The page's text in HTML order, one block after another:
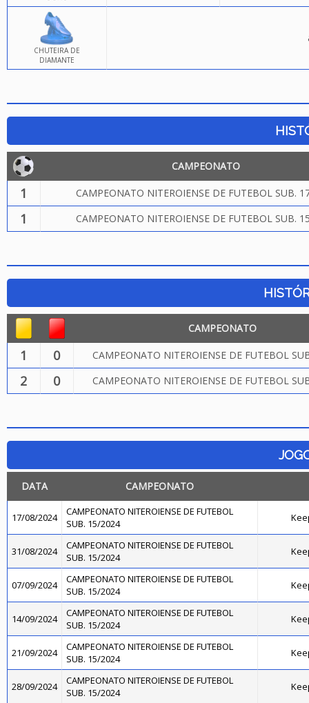
CHUTEIRA DE
DIAMANTE
CAMPEONATO
1 CAMPEONATO NITEROIENSE DE FUTEBOL SUB.
1 CAMPEONATO NITEROIENSE DE FUTEBOL SUB.
CAMPEONATO
1 0 CAMPEONATO NITEROIENSE DE FUTEBOL
2 0 CAMPEONATO NITEROIENSE DE FUTEBOL
DATA CAMPEONATO
17/08/2024
CAMPEONATO NITEROIENSE DE FUTEBOL
SUB. 15/2024
31/08/2024
CAMPEONATO NITEROIENSE DE FUTEBOL
SUB. 15/2024
07/09/2024
CAMPEONATO NITEROIENSE DE FUTEBOL
SUB. 15/2024
14/09/2024
CAMPEONATO NITEROIENSE DE FUTEBOL
SUB. 15/2024
21/09/2024
CAMPEONATO NITEROIENSE DE FUTEBOL
SUB. 15/2024
28/09/2024
CAMPEONATO NITEROIENSE DE FUTEBOL
SUB. 15/2024